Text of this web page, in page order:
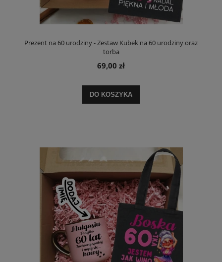
Prezent na 60 urodziny - Zestaw Kubek na 60 urodziny oraz
torba
69,00 zł
DO KOSZYKA